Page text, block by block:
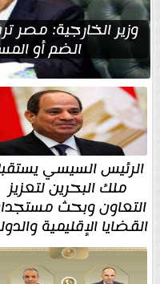
وزير الخارجية: مصر
الضم أو
الرئيس السيسي
ملك البحرين لتعزيز
التعاون وبحث
القضايا الإقليمية